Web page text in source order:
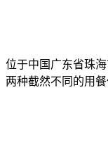
位于中国广东省珠
两种截然不同的用